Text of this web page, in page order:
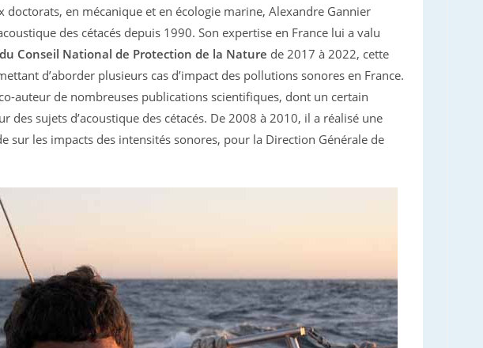
doctorats, en mécanique et en écologie marine, Alexandre Gannier
des cétacés depuis 1990. Son expertise en France lui a valu
Conseil National de Protection de la Nature de 2017 à 2022, cette
d’aborder plusieurs cas d’impact des pollutions sonores en France.
auteur de nombreuses publications scientifiques, dont un certain
des sujets d’acoustique des cétacés. De 2008 à 2010, il a réalisé une
sur les impacts des intensités sonores, pour la Direction Générale de